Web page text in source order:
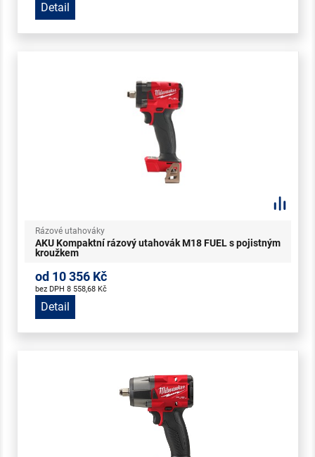
Detail
Rázové utahováky
AKU Kompaktní rázový utahovák M18 FUEL s pojistným
kroužkem
od 10 356 Kč
bez DPH 8 558,68 Kč
Detail